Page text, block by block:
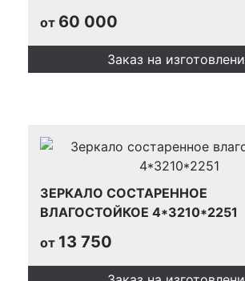
от 60 000
Заказ на
ЗЕРКАЛО СОСТАРЕННОЕ
ВЛАГОСТОЙКОЕ 4*3210*2251
от 13 750